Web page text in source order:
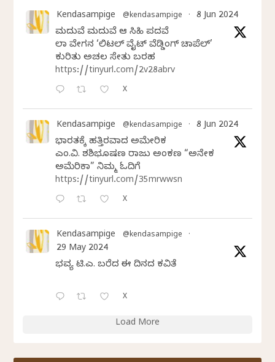
Kendasampige @kendasampige · 8 Jun 2024
ಮದುವೆ ಮದುವೆ ಆ ಸಿಹಿ ಪದವೆ
ಲಾಸ್‌ ವೇಗಸ್‌ನ ‘ಲಿಟಲ್ ವೈಟ್ ವೆಡ್ಡಿಂಗ್ ಚಾಪೆಲ್’
ಕುರಿತು ಅಚಲ ಸೇತು ಬರಹ
https://tinyurl.com/2v28abrv
X
Kendasampige @kendasampige · 8 Jun 2024
ಭಾರತಕ್ಕೆ ಹತ್ತಿರವಾದ ಅಮೇರಿಕ
ಎಂ.ವಿ. ಶಶಿಭೂಷಣ ರಾಜು ಅಂಕಣ “ಅನೇಕ
ಅಮೆರಿಕಾ” ನಿಮ್ಮ ಓದಿಗೆ
https://tinyurl.com/35mrwwsn
X
Kendasampige @kendasampige ·
29 May 2024
ಭವ್ಯ ಟಿ.ಎಸ್. ಬರೆದ ಈ ದಿನದ ಕವಿತೆ
X
Load More